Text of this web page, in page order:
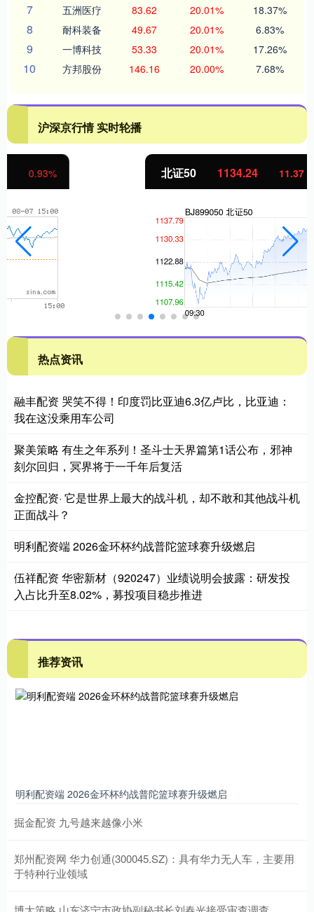
7 五洲医疗 83.62 20.01% 18.37%
8 耐科装备 49.67 20.01% 6.83%
9 一博科技 53.33 20.01% 17.26%
10 方邦股份 146.16 20.00% 7.68%
沪深京行情 实时轮播
11.37 1.01%
热点资讯
融丰配资 哭笑不得！印度罚比亚迪6.3亿卢比，比亚迪：
我在这没乘用车公司
聚美策略 有生之年系列！圣斗士天界篇第1话公布，邪神
刻尔回归，冥界将于一千年后复活
金控配资· 它是世界上最大的战斗机，却不敢和其他战斗机
正面战斗？
明利配资端 2026金环杯约战普陀篮球赛升级燃启
伍祥配资 华密新材（920247）业绩说明会披露：研发投
入占比升至8.02%，募投项目稳步推进
推荐资讯
明利配资端 2026金环杯约战普陀篮球赛升级燃启
掘金配资 九号越来越像小米
郑州配资网 华力创通(300045.SZ)：具有华力无人车，主要用
于特种行业领域